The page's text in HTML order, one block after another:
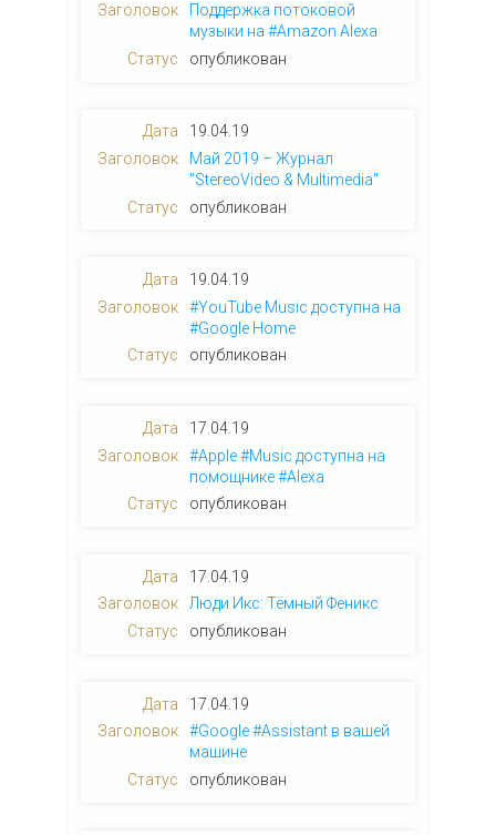
Поддержка потоковой
музыки на #Amazon Alexa
опубликован
19.04.19
Май 2019 – Журнал
"StereoVideo & Multimedia"
опубликован
19.04.19
#YouTube Music доступна на
#Google Home
опубликован
17.04.19
#Apple #Music доступна на
помощнике #Alexa
опубликован
17.04.19
Люди Икс: Тёмный Феникс
опубликован
17.04.19
#Google #Assistant в вашей
машине
опубликован